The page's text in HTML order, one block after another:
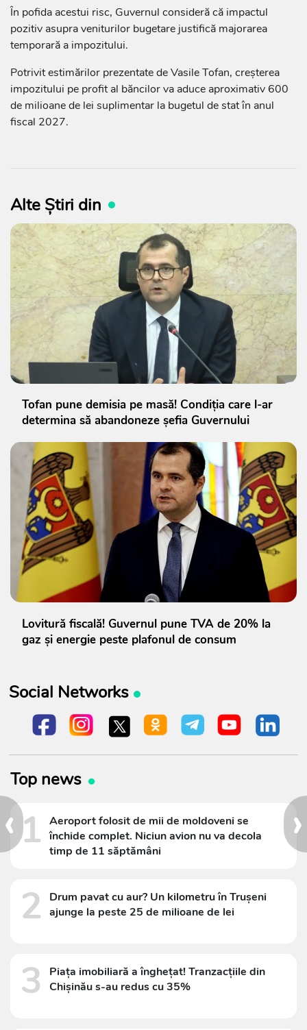
›
‹
În pofida acestui risc, Guvernul consideră că impactul
pozitiv asupra veniturilor bugetare justifică majorarea
temporară a impozitului.
Potrivit estimărilor prezentate de Vasile Tofan, creșterea
impozitului pe profit al băncilor va aduce aproximativ 600
de milioane de lei suplimentar la bugetul de stat în anul
fiscal 2027.
Alte Știri din
Tofan pune demisia pe masă! Condiția care l-ar
determina să abandoneze șefia Guvernului
Lovitură fiscală! Guvernul pune TVA de 20% la
gaz și energie peste plafonul de consum
Social Networks
Top news
1 Aeroport folosit de mii de moldoveni se
închide complet. Niciun avion nu va decola
timp de 11 săptămâni
2
Drum pavat cu aur? Un kilometru în Trușeni
ajunge la peste 25 de milioane de lei
3
Piața imobiliară a înghețat! Tranzacțiile din
Chișinău s-au redus cu 35%